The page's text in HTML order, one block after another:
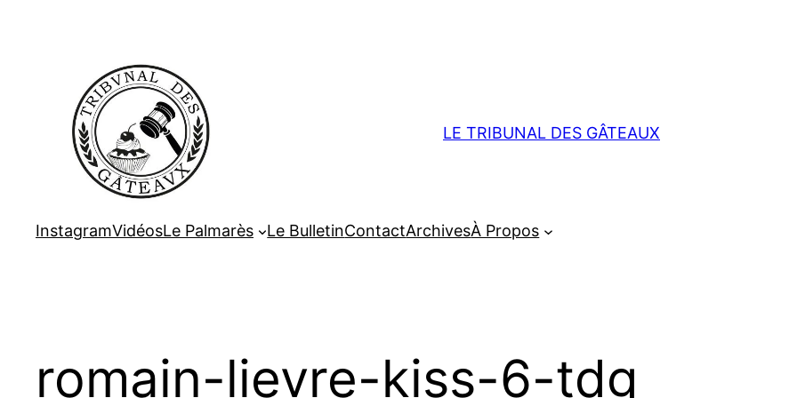
LE TRIBUNAL DES GÂTEAUX
InstagramVidéosLe Palmarès Le BulletinContactArchivesÀ Propos
romain-lievre-kiss-6-tdg